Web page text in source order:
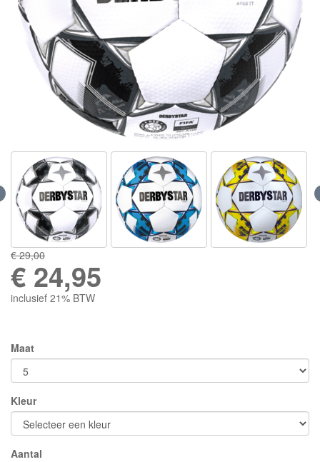
€ 29,00
€ 24,95
inclusief 21% BTW
Maat
Kleur
Aantal